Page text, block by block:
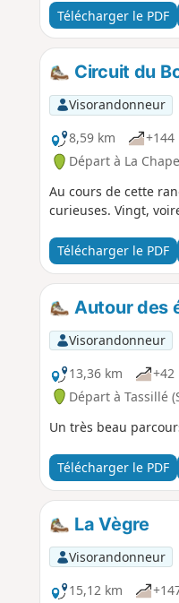
Télécharger le PDF
Circuit du
Visorandonneur
8,59 km
+144
Départ à La
Au cours de cette
curieuses. Vingt,
Télécharger le PDF
Autour des
Visorandonneur
13,36 km
+42
Départ à Tassillé
Un très beau
Télécharger le PDF
La Vègre
Visorandonneur
15,12 km